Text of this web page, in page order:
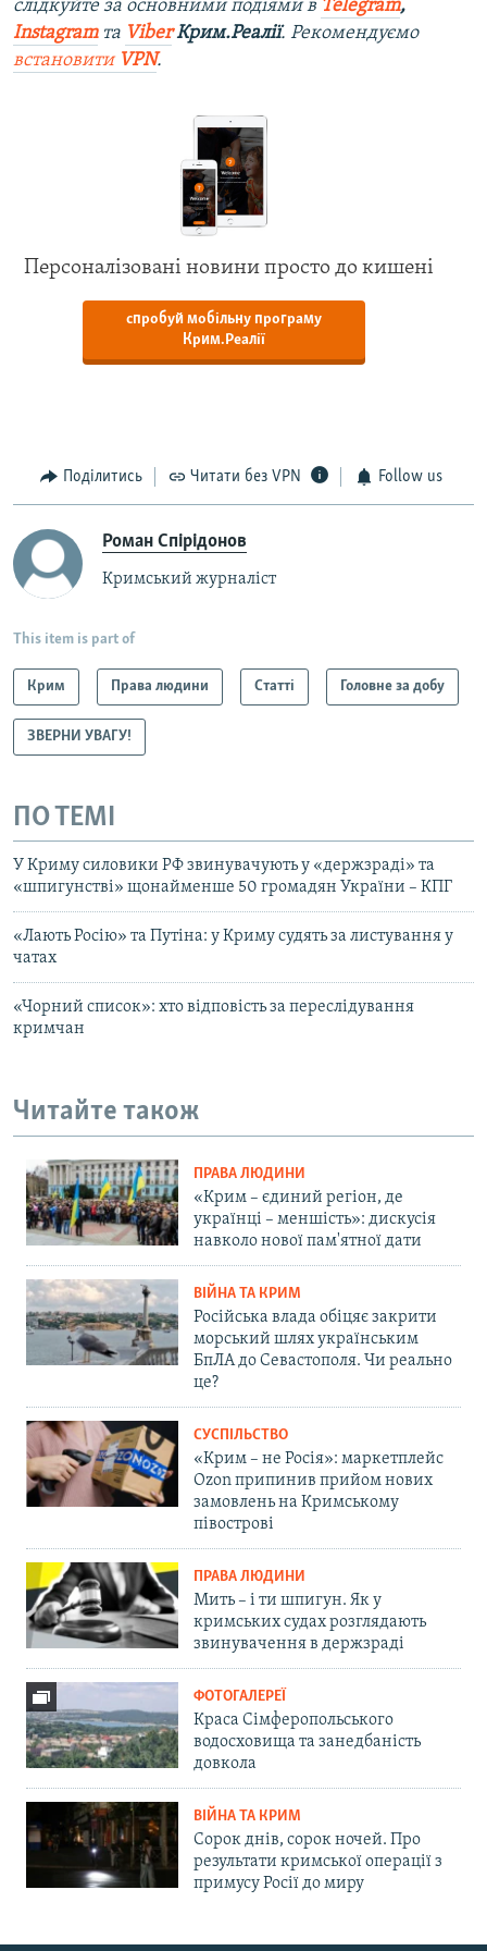
слідкуйте за основними подіями в Telegram,
Instagramта ViberКрим.Реалії. Рекомендуємо
встановити VPN.
Персоналізовані новини просто до кишені
спробуй мобільну програму
Крим.Реалії
Поділитись Читати без VPN Follow us
Роман Спірідонов
Кримський журналіст
This item is part of
Крим Права людини Статті Головне за добу
ЗВЕРНИ УВАГУ!
ПО ТЕМІ
У Криму силовики РФ звинувачують у «держзраді» та
«шпигунстві» щонайменше 50 громадян України – КПГ
«Лають Росію» та Путіна: у Криму судять за листування у
чатах
«Чорний список»: хто відповість за переслідування
кримчан
Читайте також
ПРАВА ЛЮДИНИ
«Крим – єдиний регіон, де
українці – меншість»: дискусія
навколо нової пам'ятної дати
ВІЙНА ТА КРИМ
Російська влада обіцяє закрити
морський шлях українським
БпЛА до Севастополя. Чи реально
це?
СУСПІЛЬСТВО
«Крим – не Росія»: маркетплейс
Ozon припинив прийом нових
замовлень на Кримському
півострові
ПРАВА ЛЮДИНИ
Мить – і ти шпигун. Як у
кримських судах розглядають
звинувачення в держзраді
ФОТОГАЛЕРЕЇ
Краса Сімферопольського
водосховища та занедбаність
довкола
ВІЙНА ТА КРИМ
Сорок днів, сорок ночей. Про
результати кримської операції з
примусу Росії до миру